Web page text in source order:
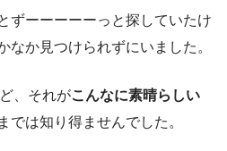
ずーーーーーっと探していたけ
なか見つけられずにいました。
、それがこんなに素晴らしい
では知り得ませんでした。